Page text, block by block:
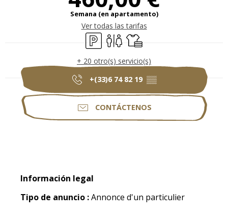
Semana (en apartamento)
Ver todas las tarifas
Aparcamiento
AseosSábanas y ropa de cama
+ 20 otro(s) servicio(s)
+(33)6 74 82 19 ▒▒
CONTÁCTENOS
Información legal
Información legal
Tipo de anuncio :Annonce d'un particulier